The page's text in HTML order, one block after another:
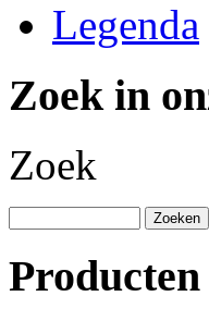
Legenda
Zoek in
Zoek
Producten